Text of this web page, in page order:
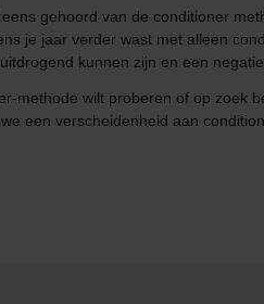
gehoord van de conditioner
je jaar verder wast met alleen
kunnen zijn en een
methode wilt proberen of op zoek
een verscheidenheid aan